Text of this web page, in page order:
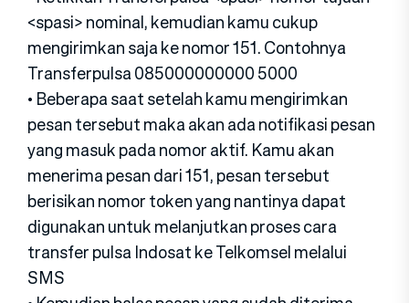
<spasi> nominal, kemudian kamu cukup
mengirimkan saja ke nomor 151. Contohnya
Transferpulsa 085000000000 5000
• Beberapa saat setelah kamu mengirimkan
pesan tersebut maka akan ada notifikasi pesan
yang masuk pada nomor aktif. Kamu akan
menerima pesan dari 151, pesan tersebut
berisikan nomor token yang nantinya dapat
digunakan untuk melanjutkan proses cara
transfer pulsa Indosat ke Telkomsel melalui
SMS